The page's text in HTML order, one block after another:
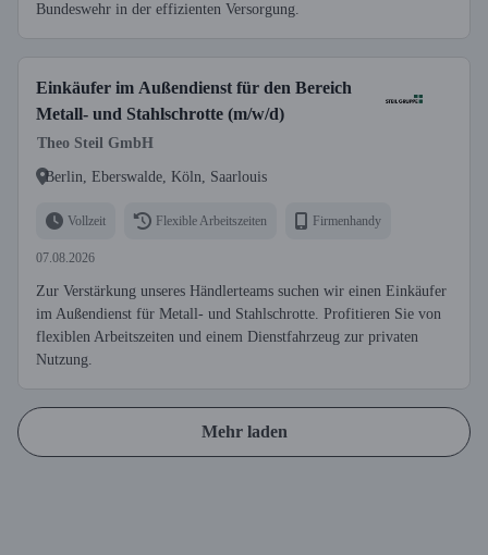
Bundeswehr in der effizienten Versorgung.
Einkäufer im Außendienst für den Bereich
Metall- und Stahlschrotte (m/w/d)
Theo Steil GmbH
Berlin, Eberswalde, Köln, Saarlouis
Vollzeit Flexible Arbeitszeiten Firmenhandy
07.08.2026
Zur Verstärkung unseres Händlerteams suchen wir einen Einkäufer
im Außendienst für Metall- und Stahlschrotte. Profitieren Sie von
flexiblen Arbeitszeiten und einem Dienstfahrzeug zur privaten
Nutzung.
Mehr laden